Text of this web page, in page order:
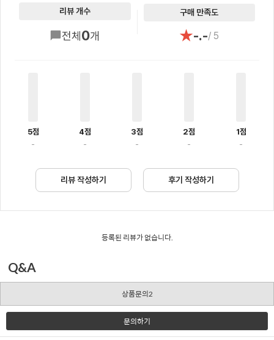
리뷰 개수
전체0개
구매 만족도
★-.-/ 5
5점
-
4점
-
3점
-
2점
-
1점
-
리뷰 작성하기 후기 작성하기
등록된 리뷰가 없습니다.
Q&A
상품문의2
문의하기